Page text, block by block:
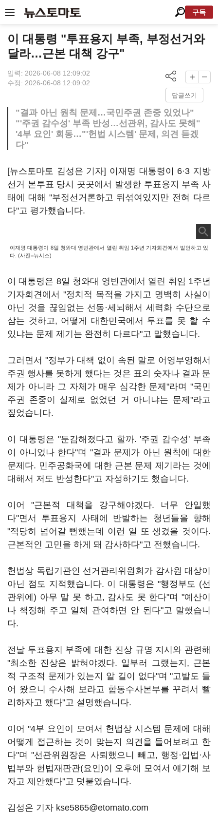
구독
이 대통령 "투표용지 부족, 부정선거와
달라…근본 대책 강구"
입력: 2026-06-08 12:09:02
수정: 2026-06-08 12:09:02
답글쓰기
"결과 아닌 원칙 문제…국민주권 존중 있었나"
"'주권 감수성' 부족 반성…선관위, 감사도 못해"
'4부 요인' 회동…"'헌법 시스템' 문제, 의견 듣겠
다"
[뉴스토마토 김성은 기자] 이재명 대통령이 6·3 지방
선거 본투표 당시 곳곳에서 발생한 투표용지 부족 사
태에 대해 "부정선거론하고 뒤섞여있지만 전혀 다르
다"고 평가했습니다.
이재명 대통령이 8일 청와대 영빈관에서 열린 취임 1주년 기자회견에서 발언하고 있
다. (사진=뉴시스)
이 대통령은 8일 청와대 영빈관에서 열린 취임 1주년
기자회견에서 "정치적 목적을 가지고 명백히 사실이
아닌 것을 끊임없는 선동·세뇌해서 세력화 수단으로
삼는 것하고, 어떻게 대한민국에서 투표를 못 할 수
있냐는 문제 제기는 완전히 다르다"고 말했습니다.
그러면서 "정부가 대책 없이 속된 말로 어영부영해서
주권 행사를 못하게 했다는 것은 표의 숫자나 결과 문
제가 아니라 그 자체가 매우 심각한 문제"라며 "국민
주권 존중이 실제로 없었던 거 아니냐는 문제"라고
짚었습니다.
이 대통령은 "둔감해졌다고 할까. '주권 감수성' 부족
이 아니었나 한다"며 "결과 문제가 아닌 원칙에 대한
문제다. 민주공화국에 대한 근본 문제 제기라는 것에
대해서 저도 반성한다"고 자성하기도 했습니다.
이어 "근본적 대책을 강구해야겠다. 너무 안일했
다"면서 투표용지 사태에 반발하는 청년들을 향해
"적당히 넘어갈 뻔했는데 이런 일 또 생겼을 것이다.
근본적인 고민을 하게 돼 감사하다"고 전했습니다.
헌법상 독립기관인 선거관리위원회가 감사원 대상이
아닌 점도 지적했습니다. 이 대통령은 "행정부도 (선
관위에) 아무 말 못 하고, 감사도 못 한다"며 "예산이
나 책정해 주고 일체 관여하면 안 된다"고 말했습니
다.
전날 투표용지 부족에 대한 진상 규명 지시와 관련해
"최소한 진상은 밝혀야겠다. 일부러 그랬는지, 근본
적 구조적 문제가 있는지 알 길이 없다"며 "고발도 들
어 왔으니 수사해 보라고 합동수사본부를 꾸려서 빨
리하자고 했다"고 설명했습니다.
이어 "4부 요인이 모여서 헌법상 시스템 문제에 대해
어떻게 접근하는 것이 맞는지 의견을 들어보려고 한
다"며 "선관위원장은 사퇴했으니 빼고, 행정·입법·사
법부와 헌법재판관(요인)이 오후에 모여서 얘기해 보
자고 제안했다"고 덧붙였습니다.
김성은 기자 kse5865@etomato.com